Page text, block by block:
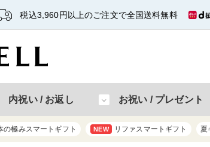
税込3,960円以上のご注文で全国送料無料
内祝い / お返し お祝い / プレゼント
の極みスマートギフト NEW リファスマートギフト 夏